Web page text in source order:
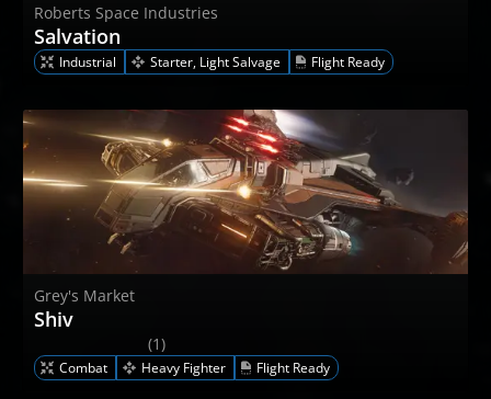
Roberts Space Industries
Salvation
Industrial Starter, Light Salvage Flight Ready
Grey's Market
Shiv
(1)
Combat Heavy Fighter Flight Ready